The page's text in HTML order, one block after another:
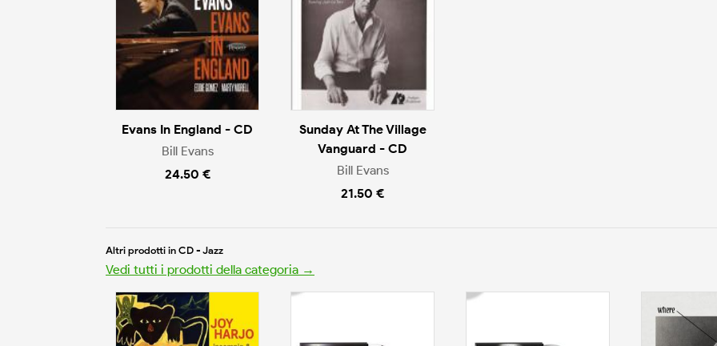
Evans In England - CD
Bill Evans
24.50 €
Sunday At The Village
Vanguard - CD
Bill Evans
21.50 €
Altri prodotti in CD - Jazz
Vedi tutti i prodotti della categoria →